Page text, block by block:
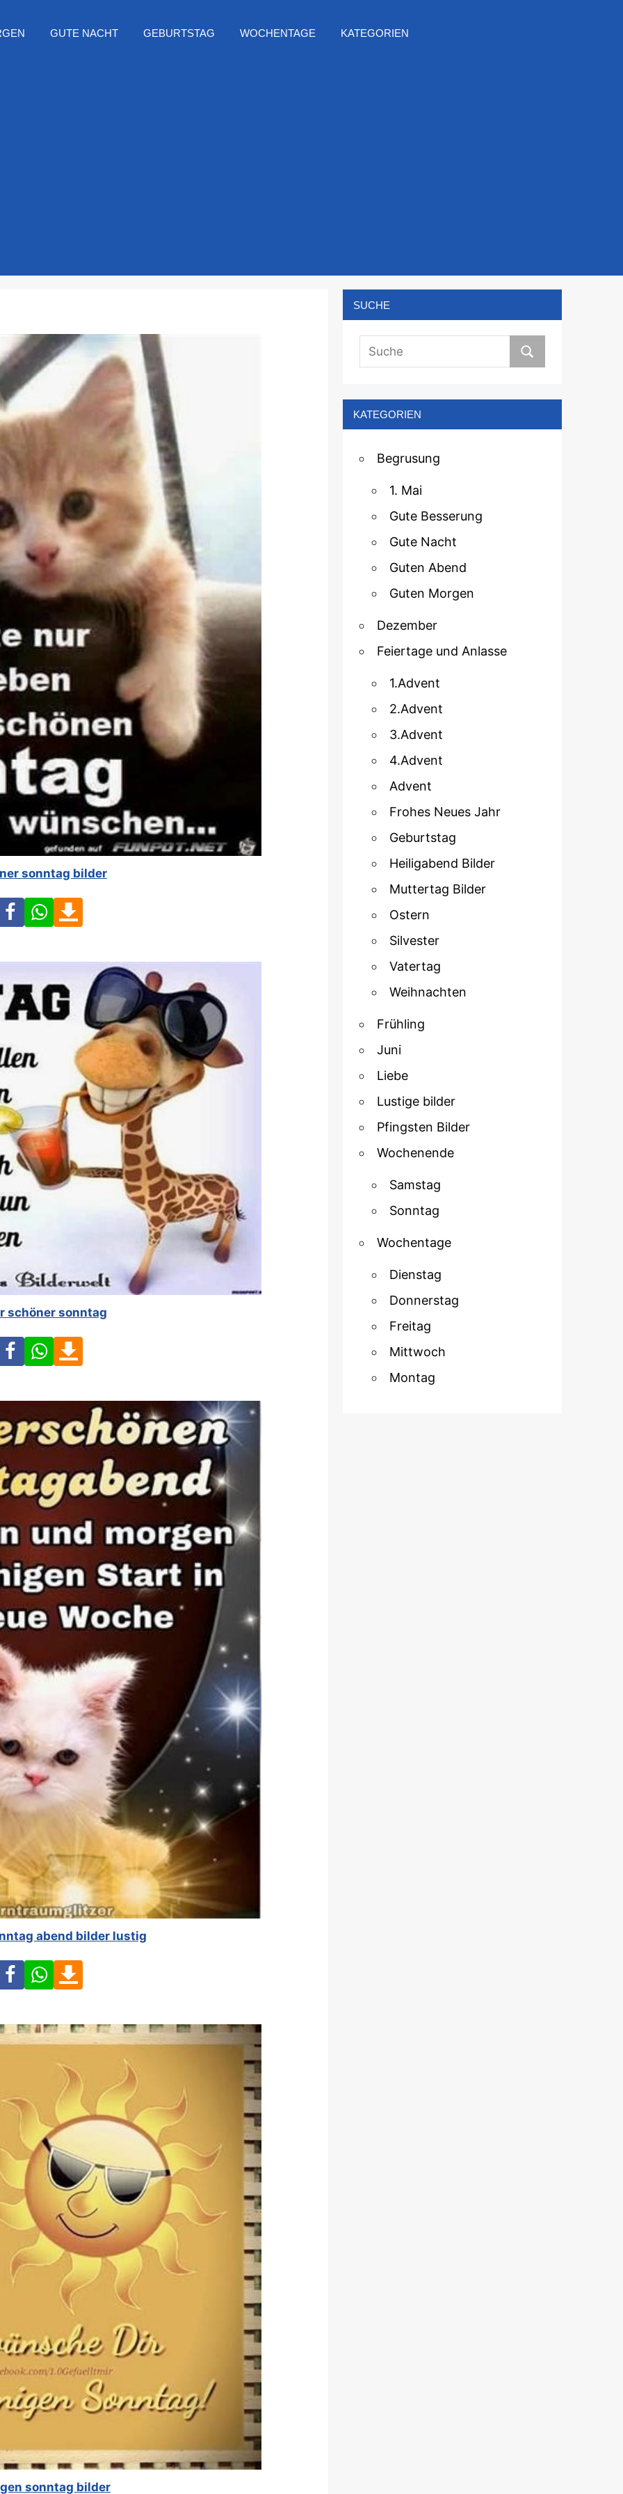
GUTE NACHT GEBURTSTAG WOCHENTAGE KATEGORIEN
sonntag bilder
FacebookWhatsApp
schöner sonntag
FacebookWhatsApp
abend bilder lustig
FacebookWhatsApp
sonntag bilder
SUCHE
KATEGORIEN
Begrusung
1. Mai
Gute Besserung
Gute Nacht
Guten Abend
Guten Morgen
Dezember
Feiertage und Anlasse
1.Advent
2.Advent
3.Advent
4.Advent
Advent
Frohes Neues Jahr
Geburtstag
Heiligabend Bilder
Muttertag Bilder
Ostern
Silvester
Vatertag
Weihnachten
Frühling
Juni
Liebe
Lustige bilder
Pfingsten Bilder
Wochenende
Samstag
Sonntag
Wochentage
Dienstag
Donnerstag
Freitag
Mittwoch
Montag